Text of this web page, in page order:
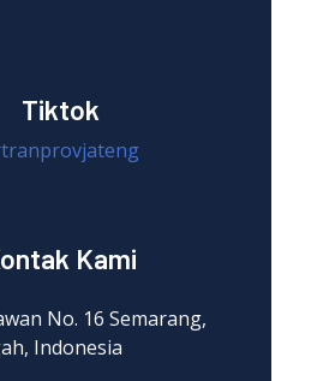
Tiktok
Kami
No. 16 Semarang,
Indonesia